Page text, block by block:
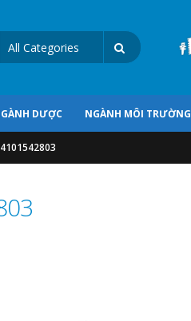
DƯỢC NGÀNH MÔI TRƯỜNG